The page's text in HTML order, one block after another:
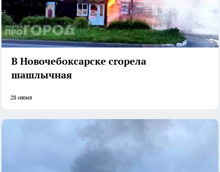
В Новочебоксарске сгорела
шашлычная
28 июня